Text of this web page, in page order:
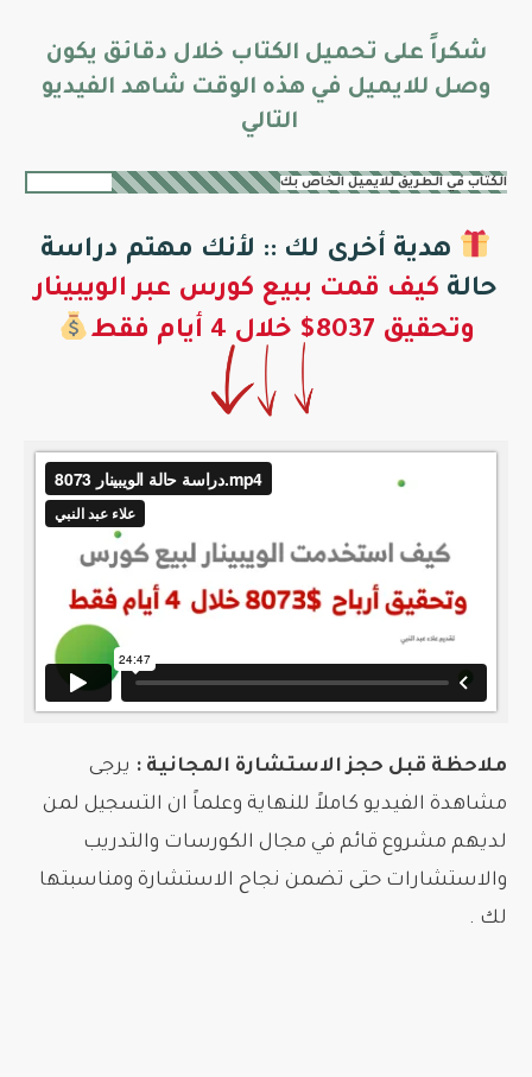
شكراً على تحميل الكتاب خلال دقائق يكون
وصل للايميل في هذه الوقت شاهد الفيديو
التالي
الكتاب في الطريق للايميل الخاص بك
هدية أخرى لك :: لأنك مهتم دراسة
حالة كيف قمت ببيع كورس عبر الويبينار
وتحقيق 8037$ خلال 4 أيام فقط
ملاحظة قبل حجز الاستشارة المجانية : يرجى
مشاهدة الفيديو كاملاً للنهاية وعلماً ان التسجيل لمن
لديهم مشروع قائم في مجال الكورسات والتدريب
والاستشارات حتى تضمن نجاح الاستشارة ومناسبتها
لك .